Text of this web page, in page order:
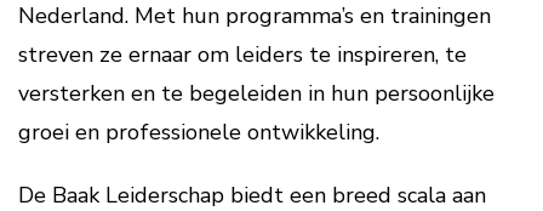
Nederland. Met hun programma’s en trainingen
streven ze ernaar om leiders te inspireren, te
versterken en te begeleiden in hun persoonlijke
groei en professionele ontwikkeling.
De Baak Leiderschap biedt een breed scala aan